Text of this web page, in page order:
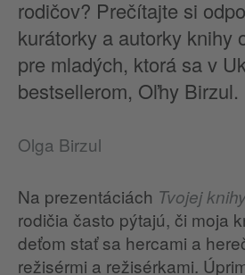
rodičov? Prečítajte si
kurátorky a autorky knihy
pre mladých, ktorá sa v
bestsellerom, Oľhy Birzul.
Olga Birzul
Na prezentáciách Tvojej
rodičia často pýtajú, či moja
deťom stať sa hercami a
režisérmi a režisérkami.